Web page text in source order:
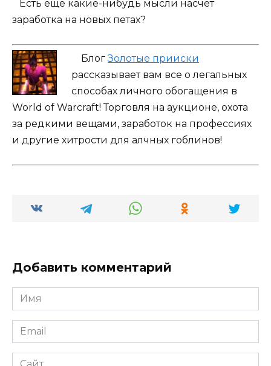
Есть еще какие-нибудь мысли насчет
заработка на новых петах?
БлогЗолотые прииски
рассказывает вам все о легальных
способах личного обогащения в
World of Warcraft! Торговля на аукционе, охота
за редкими вещами, заработок на профессиях
и другие хитрости для алчных гоблинов!
Добавить комментарий
Имя
*
Email
*
Сайт